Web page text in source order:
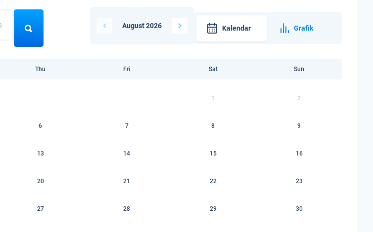
August 2026 Kalendar Grafik
Thu Fri Sat Sun
1 2
6 7 8 9
13 14 15 16
20 21 22 23
27 28 29 30